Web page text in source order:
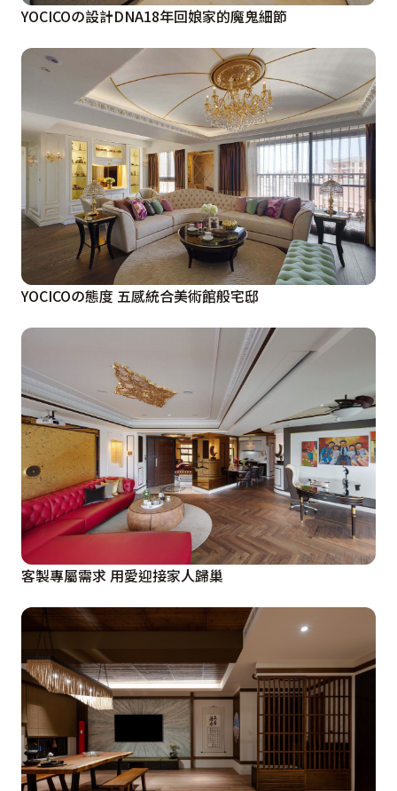
YOCICOの設計DNA18年回娘家的魔鬼細節
YOCICOの態度 五感統合美術館般宅邸
客製專屬需求 用愛迎接家人歸巢